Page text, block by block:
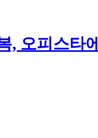
, 오피스타